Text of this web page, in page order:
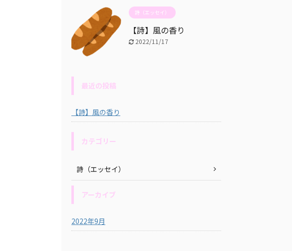
詩（エッセイ）
【詩】風の香り
2022/11/17
最近の投稿
【詩】風の香り
カテゴリー
詩（エッセイ）
アーカイブ
2022年9月